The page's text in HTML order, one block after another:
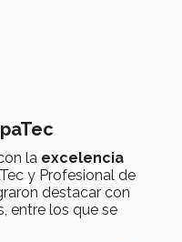
la excelencia
y Profesional de
destacar con
entre los que se